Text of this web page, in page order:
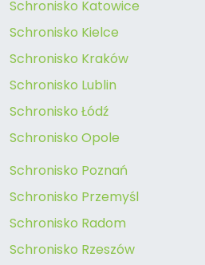
Schronisko Katowice
Schronisko Kielce
Schronisko Kraków
Schronisko Lublin
Schronisko Łódź
Schronisko Opole
Schronisko Poznań
Schronisko Przemyśl
Schronisko Radom
Schronisko Rzeszów